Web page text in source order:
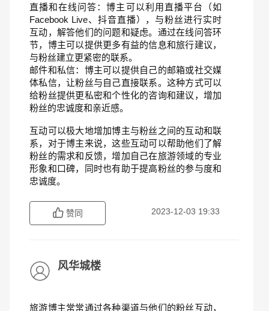
直播和在线问答：博主可以利用直播平台（如
Facebook Live、抖音直播），与粉丝进行实时
互动，解答他们的问题和疑虑。通过在线问答环
节，博主可以提供更多有益的信息和旅行建议，
与粉丝建立更紧密的联系。
邮件和私信：博主可以提供自己的邮箱或社交媒
体私信，让粉丝与自己直接联系。这种方式可以
给粉丝提供更私密和个性化的咨询和建议，增加
粉丝的忠诚度和亲近感。
互动可以极大地增加博主与粉丝之间的互动和联
系，对于博主来说，这些互动可以帮助他们了解
粉丝的需求和反馈，增加自己在旅游领域的专业
形象和口碑，同时也有助于提高粉丝的参与度和
忠诚度。
赞同 2023-12-03 19:33
风华城楼
旅游博主常常通过各种渠道与他们的粉丝互动，